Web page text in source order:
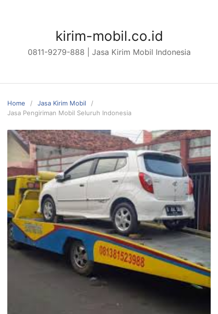
kirim-mobil.co.id
0811-9279-888 | Jasa Kirim Mobil Indonesia
Home
Jasa Kirim Mobil
Jasa Pengiriman Mobil Seluruh Indonesia